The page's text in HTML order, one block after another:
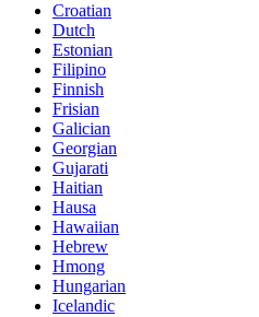
Croatian
Dutch
Estonian
Filipino
Finnish
Frisian
Galician
Georgian
Gujarati
Haitian
Hausa
Hawaiian
Hebrew
Hmong
Hungarian
Icelandic